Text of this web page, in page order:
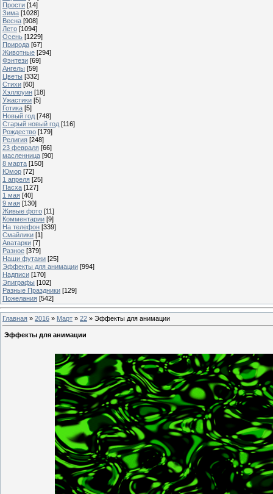
Прости [14]
Зима [1028]
Весна [908]
Лето [1094]
Осень [1229]
Природа [67]
Животные [294]
Фэнтези [69]
Ангелы [59]
Цветы [332]
Стихи [60]
Хэллоуин [18]
Ужастики [5]
Готика [5]
Новый год [748]
Старый новый год [116]
Рождество [179]
Религия [248]
23 февраля [66]
масленница [90]
8 марта [150]
Юмор [72]
1 апреля [25]
Пасха [127]
1 мая [40]
9 мая [130]
Живые фото [11]
Комментарии [9]
На телефон [339]
Смайлики [1]
Аватарки [7]
Разное [379]
Наши футажи [25]
Эффекты для анимации [994]
Надписи [170]
Эпиграфы [102]
Разные Праздники [129]
Пожелания [542]
Главная » 2016 » Март » 22 » Эффекты для анимации
Эффекты для анимации